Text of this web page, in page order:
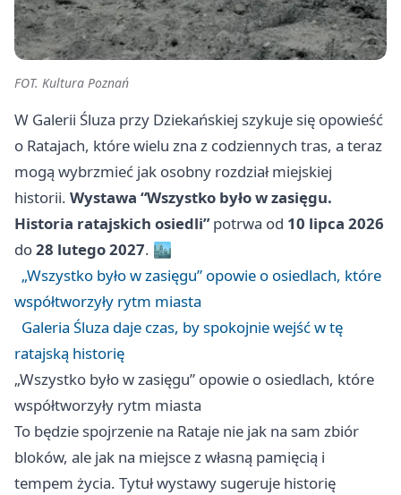
FOT. Kultura Poznań
W Galerii Śluza przy Dziekańskiej szykuje się opowieść
o Ratajach, które wielu zna z codziennych tras, a teraz
mogą wybrzmieć jak osobny rozdział miejskiej
historii. Wystawa “Wszystko było w zasięgu.
Historia ratajskich osiedli”potrwa od 10 lipca 2026
do28 lutego 2027. 🏙️
„Wszystko było w zasięgu” opowie o osiedlach, które
współtworzyły rytm miasta
Galeria Śluza daje czas, by spokojnie wejść w tę
ratajską historię
„Wszystko było w zasięgu” opowie o osiedlach, które
współtworzyły rytm miasta
To będzie spojrzenie na Rataje nie jak na sam zbiór
bloków, ale jak na miejsce z własną pamięcią i
tempem życia. Tytuł wystawy sugeruje historię